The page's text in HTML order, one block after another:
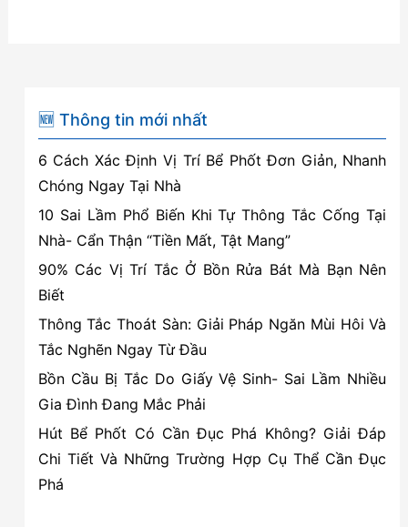
sàn
uy
tín
tại
Hải
Phòng
🆕 Thông tin mới nhất
6 Cách Xác Định Vị Trí Bể Phốt Đơn Giản, Nhanh
Chóng Ngay Tại Nhà
10 Sai Lầm Phổ Biến Khi Tự Thông Tắc Cống Tại
Nhà- Cẩn Thận “Tiền Mất, Tật Mang”
90% Các Vị Trí Tắc Ở Bồn Rửa Bát Mà Bạn Nên
Biết
Thông Tắc Thoát Sàn: Giải Pháp Ngăn Mùi Hôi Và
Tắc Nghẽn Ngay Từ Đầu
Bồn Cầu Bị Tắc Do Giấy Vệ Sinh- Sai Lầm Nhiều
Gia Đình Đang Mắc Phải
Hút Bể Phốt Có Cần Đục Phá Không? Giải Đáp
Chi Tiết Và Những Trường Hợp Cụ Thể Cần Đục
Phá